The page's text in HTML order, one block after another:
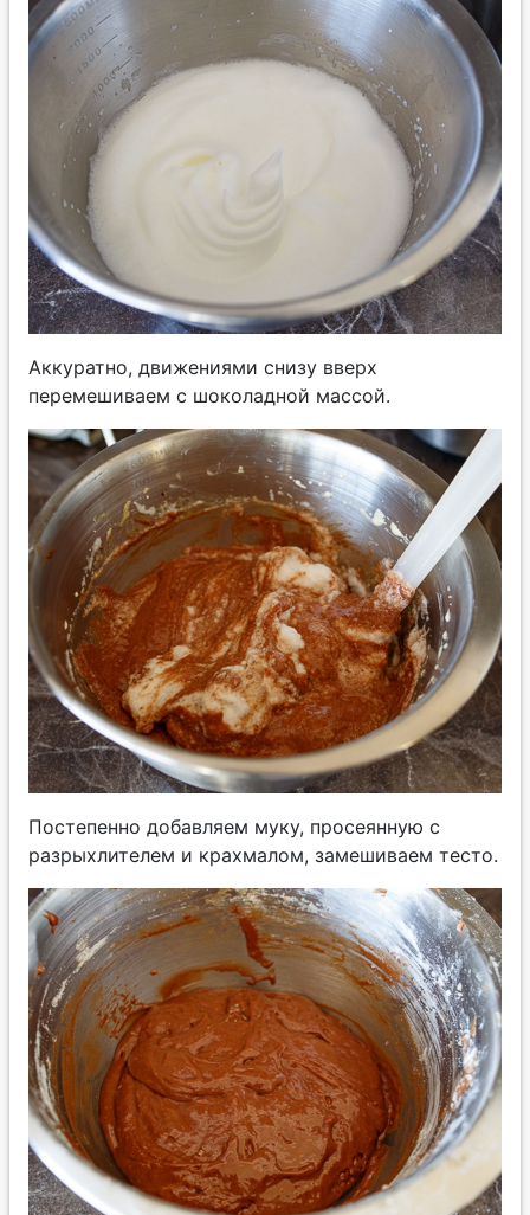
Аккуратно, движениями снизу вверх
перемешиваем с шоколадной массой.
Постепенно добавляем муку, просеянную с
разрыхлителем и крахмалом, замешиваем тесто.